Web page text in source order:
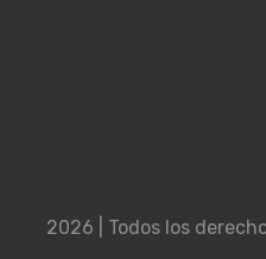
2026 | Todos los